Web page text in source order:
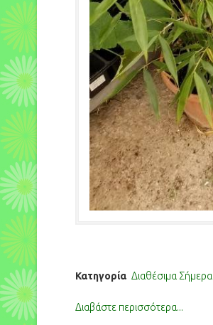
Κατηγορία Διαθέσιμα Σήμερα
Διαβάστε περισσότερα...